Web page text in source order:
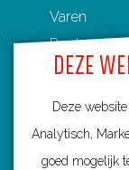
DEZE
Deze
Analytisch,
goed mogelijk
Varen